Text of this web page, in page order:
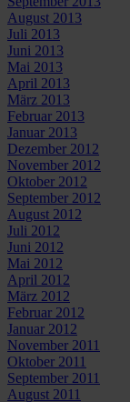
August 2013
Juli 2013
Juni 2013
Mai 2013
April 2013
März 2013
Februar 2013
Januar 2013
Dezember 2012
November 2012
Oktober 2012
September 2012
August 2012
Juli 2012
Juni 2012
Mai 2012
April 2012
März 2012
Februar 2012
Januar 2012
November 2011
Oktober 2011
September 2011
August 2011